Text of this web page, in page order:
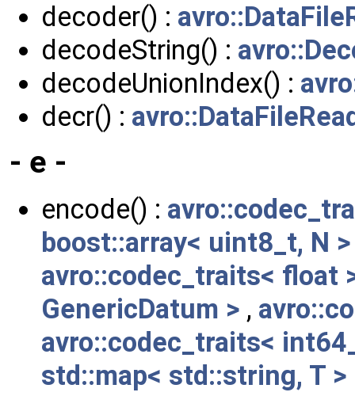
decoder() :
decodeString() :
decodeUnionIndex() :
decr() :
- e -
encode() :
boost::array< uint8_t, N
avro::codec_traits< float
GenericDatum > ,
avro::codec_traits<
std::map< std::string, T >